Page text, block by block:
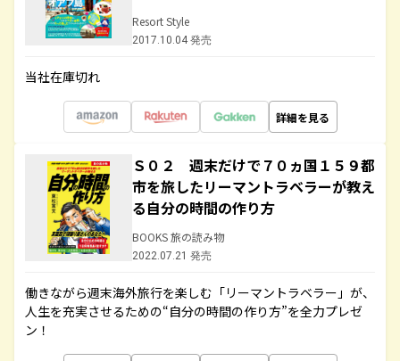
Resort Style
2017.10.04 発売
当社在庫切れ
詳細を見る
Ｓ０２ 週末だけで７０ヵ国１５９都
市を旅したリーマントラベラーが教え
る自分の時間の作り方
BOOKS 旅の読み物
2022.07.21 発売
働きながら週末海外旅行を楽しむ「リーマントラベラー」が、
人生を充実させるための“自分の時間の作り方”を全力プレゼ
ン！